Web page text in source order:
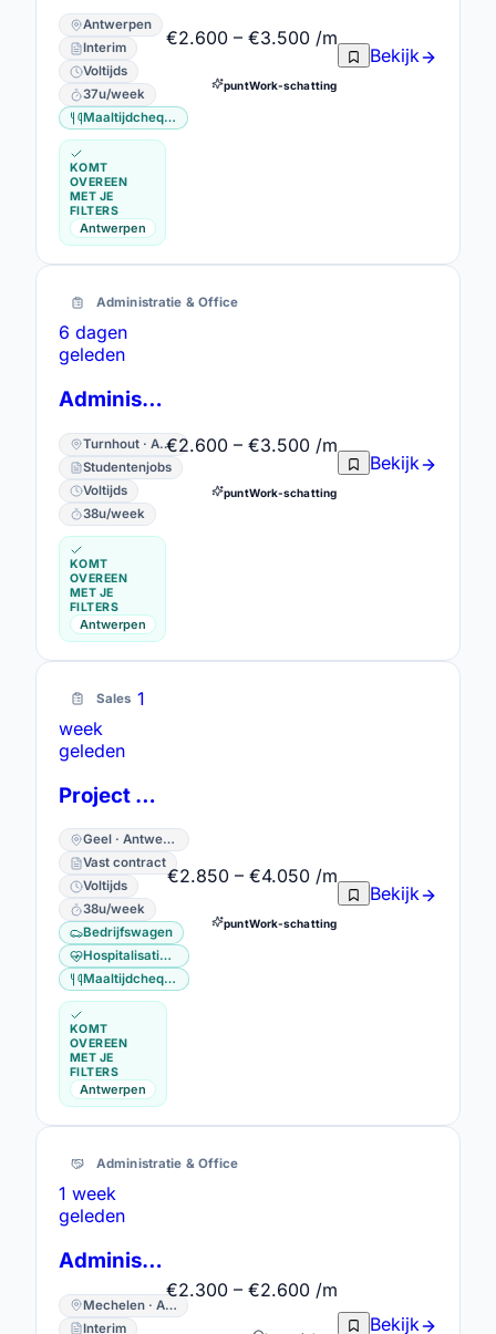
Antwerpen
Interim
Voltijds
37u/week
Maaltijdcheques
KOMT
OVEREEN
MET JE
FILTERS
Antwerpen
€2.600 – €3.500 /m
puntWork-schatting
Bekijk
Administratie & Office
6 dagen
geleden
Administratief Bediende - Shop support
Turnhout · Antwerpen
Studentenjobs
Voltijds
38u/week
KOMT
OVEREEN
MET JE
FILTERS
Antwerpen
€2.600 – €3.500 /m
puntWork-schatting
Bekijk
Sales 1
week
geleden
Project Consultant
Geel · Antwerpen
Vast contract
Voltijds
38u/week
Bedrijfswagen
Hospitalisatieverzekering
Maaltijdcheques
KOMT
OVEREEN
MET JE
FILTERS
Antwerpen
€2.850 – €4.050 /m
puntWork-schatting
Bekijk
Administratie & Office
1 week
geleden
Administratief commercieel bediende (deeltijds of voltijds)
Mechelen · Antwerpen
Interim
€2.300 – €2.600 /m
Bekijk